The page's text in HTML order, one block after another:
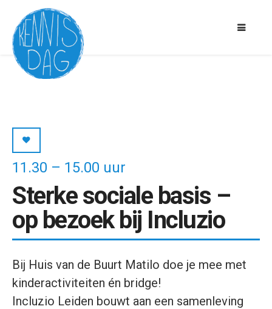
11.30 – 15.00 uur
Sterke sociale basis –
op bezoek bij Incluzio
Bij Huis van de Buurt Matilo doe je mee met
kinderactiviteiten én bridge!
Incluzio Leiden bouwt aan een samenleving